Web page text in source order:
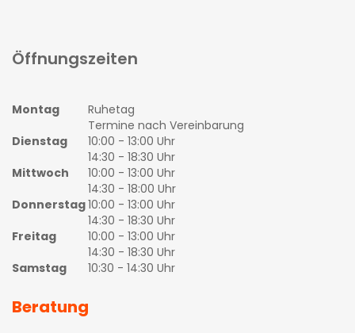
Öffnungszeiten
Montag
Ruhetag
Termine nach Vereinbarung
Dienstag
10:00 - 13:00 Uhr
14:30 - 18:30 Uhr
Mittwoch
10:00 - 13:00 Uhr
14:30 - 18:00 Uhr
Donnerstag10:00 - 13:00 Uhr
14:30 - 18:30 Uhr
Freitag
10:00 - 13:00 Uhr
14:30 - 18:30 Uhr
Samstag
10:30 - 14:30 Uhr
Beratung